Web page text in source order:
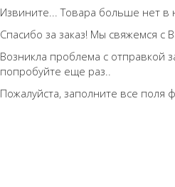
Извините... Товара больше нет в
Спасибо за заказ! Мы свяжемся
Возникла проблема с отправкой
попробуйте еще раз..
Пожалуйста, заполните все поля